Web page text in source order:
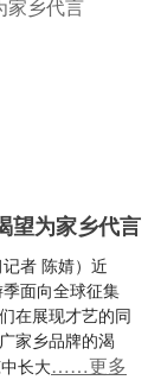
望为家乡代言
者 陈婧）近
面向全球征集
在展现才艺的同
家乡品牌的渴
长大……更多